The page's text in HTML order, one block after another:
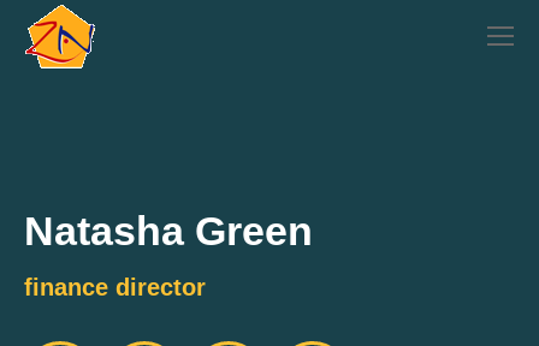
Natasha Green
finance director